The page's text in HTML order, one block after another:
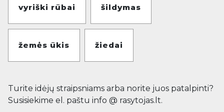
vyriški rūbai šildymas
žemės ūkis žiedai
Turite idėjų straipsniams arba norite juos patalpinti?
Susisiekime el. paštu info @ rasytojas.lt.